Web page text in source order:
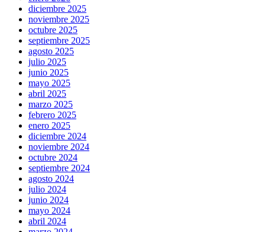
diciembre 2025
noviembre 2025
octubre 2025
septiembre 2025
agosto 2025
julio 2025
junio 2025
mayo 2025
abril 2025
marzo 2025
febrero 2025
enero 2025
diciembre 2024
noviembre 2024
octubre 2024
septiembre 2024
agosto 2024
julio 2024
junio 2024
mayo 2024
abril 2024